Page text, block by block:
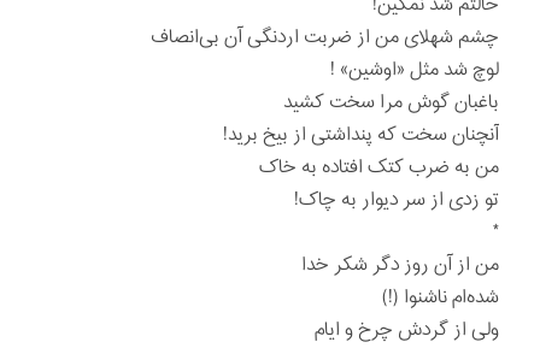
چشم شهلای من از ضربت اردنگی آن بی‌انصاف
لوچ شد مثل «اوشين» !
باغبان گوش مرا سخت كشيد
آنچنان سخت كه پنداشتی از بيخ بريد!
من به ضرب كتک افتاده به خاک
تو زدی از سر ديوار به چاک!
*
من از آن روز دگر شكر خدا
شده‌ام ناشنوا (!)
ولی از گردش چرخ و ايام